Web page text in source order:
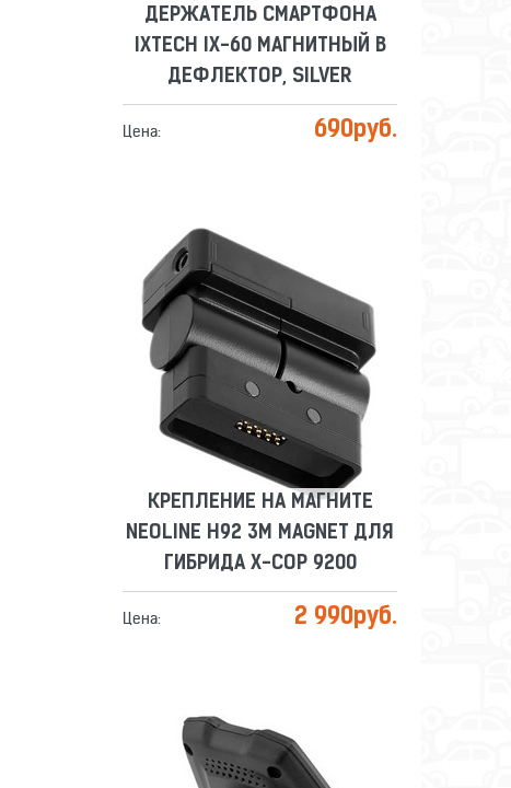
ДЕРЖАТЕЛЬ СМАРТФОНА
IXTECH IX-60 МАГНИТНЫЙ В
ДЕФЛЕКТОР, SILVER
Цена: 690руб.
КРЕПЛЕНИЕ НА МАГНИТЕ
NEOLINE H92 3M MAGNET ДЛЯ
ГИБРИДА X-COP 9200
Сравнить Отложить
КРЕПЛЕНИЕ НА МАГНИТЕ
NEOLINE H92 3M MAGNET ДЛЯ
ГИБРИДА X-COP 9200
Цена: 2 990руб.
ДЕРЖАТЕЛЬ NEOLINE FIXIT QI